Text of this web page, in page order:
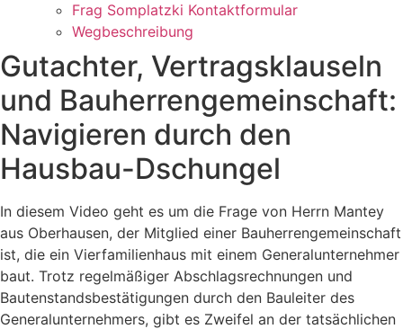
Frag Somplatzki Kontaktformular
Wegbeschreibung
Gutachter, Vertragsklauseln
und Bauherrengemeinschaft:
Navigieren durch den
Hausbau-Dschungel
In diesem Video geht es um die Frage von Herrn Mantey
aus Oberhausen, der Mitglied einer Bauherrengemeinschaft
ist, die ein Vierfamilienhaus mit einem Generalunternehmer
baut. Trotz regelmäßiger Abschlagsrechnungen und
Bautenstandsbestätigungen durch den Bauleiter des
Generalunternehmers, gibt es Zweifel an der tatsächlichen